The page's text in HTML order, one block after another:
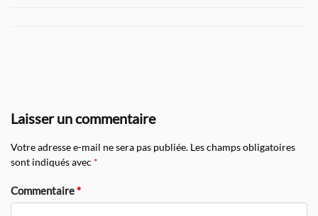
Laisser un commentaire
Votre adresse e-mail ne sera pas publiée. Les champs obligatoires
sont indiqués avec *
Commentaire*